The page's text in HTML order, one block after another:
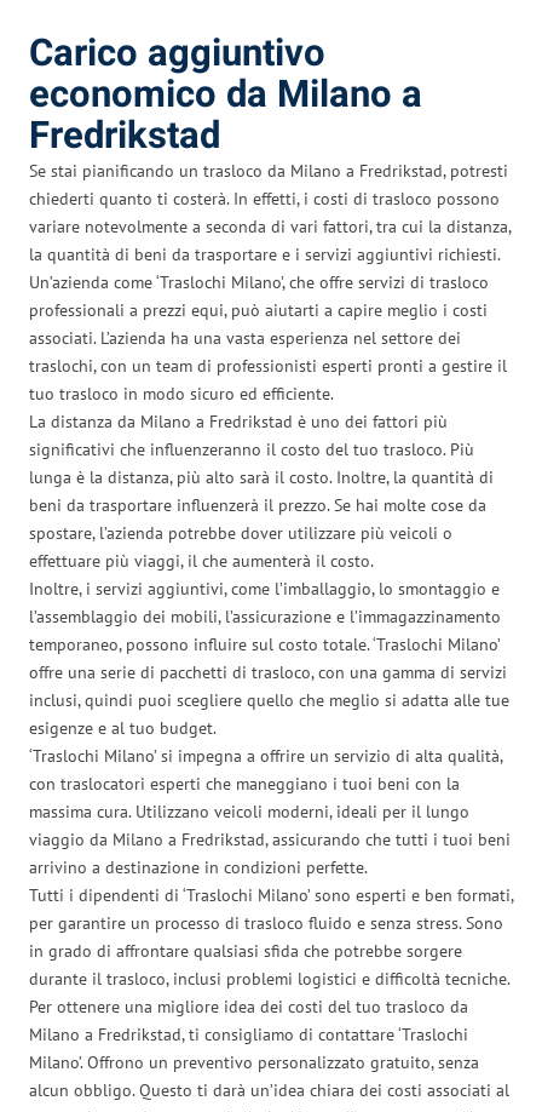
Carico aggiuntivo
economico da Milano a
Fredrikstad
Se stai pianificando un trasloco da Milano a Fredrikstad, potresti
chiederti quanto ti costerà. In effetti, i costi di trasloco possono
variare notevolmente a seconda di vari fattori, tra cui la distanza,
la quantità di beni da trasportare e i servizi aggiuntivi richiesti.
Un’azienda come ‘Traslochi Milano’, che offre servizi di trasloco
professionali a prezzi equi, può aiutarti a capire meglio i costi
associati. L’azienda ha una vasta esperienza nel settore dei
traslochi, con un team di professionisti esperti pronti a gestire il
tuo trasloco in modo sicuro ed efficiente.
La distanza da Milano a Fredrikstad è uno dei fattori più
significativi che influenzeranno il costo del tuo trasloco. Più
lunga è la distanza, più alto sarà il costo. Inoltre, la quantità di
beni da trasportare influenzerà il prezzo. Se hai molte cose da
spostare, l’azienda potrebbe dover utilizzare più veicoli o
effettuare più viaggi, il che aumenterà il costo.
Inoltre, i servizi aggiuntivi, come l’imballaggio, lo smontaggio e
l’assemblaggio dei mobili, l’assicurazione e l’immagazzinamento
temporaneo, possono influire sul costo totale. ‘Traslochi Milano’
offre una serie di pacchetti di trasloco, con una gamma di servizi
inclusi, quindi puoi scegliere quello che meglio si adatta alle tue
esigenze e al tuo budget.
‘Traslochi Milano’ si impegna a offrire un servizio di alta qualità,
con traslocatori esperti che maneggiano i tuoi beni con la
massima cura. Utilizzano veicoli moderni, ideali per il lungo
viaggio da Milano a Fredrikstad, assicurando che tutti i tuoi beni
arrivino a destinazione in condizioni perfette.
Tutti i dipendenti di ‘Traslochi Milano’ sono esperti e ben formati,
per garantire un processo di trasloco fluido e senza stress. Sono
in grado di affrontare qualsiasi sfida che potrebbe sorgere
durante il trasloco, inclusi problemi logistici e difficoltà tecniche.
Per ottenere una migliore idea dei costi del tuo trasloco da
Milano a Fredrikstad, ti consigliamo di contattare ‘Traslochi
Milano’. Offrono un preventivo personalizzato gratuito, senza
alcun obbligo. Questo ti darà un’idea chiara dei costi associati al